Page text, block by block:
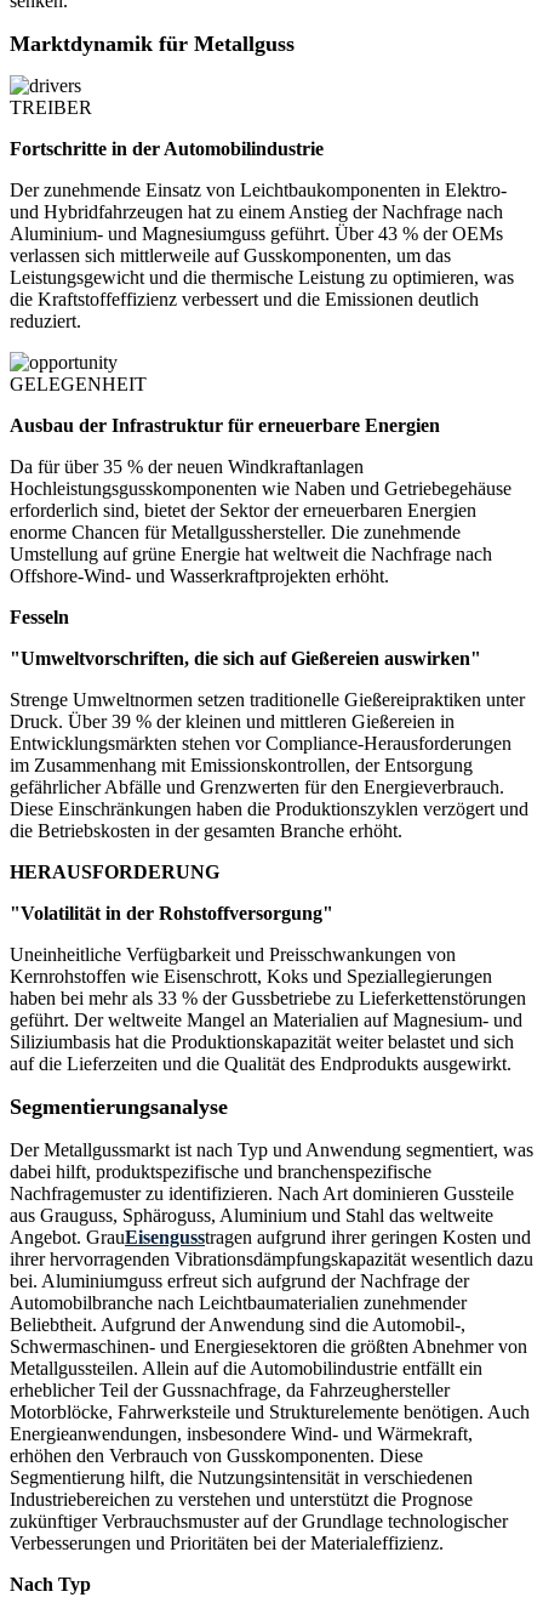
Marktdynamik für Metallguss
TREIBER
Fortschritte in der Automobilindustrie
Der zunehmende Einsatz von Leichtbaukomponenten in Elektro-
und Hybridfahrzeugen hat zu einem Anstieg der Nachfrage nach
Aluminium- und Magnesiumguss geführt. Über 43 % der OEMs
verlassen sich mittlerweile auf Gusskomponenten, um das
Leistungsgewicht und die thermische Leistung zu optimieren, was
die Kraftstoffeffizienz verbessert und die Emissionen deutlich
reduziert.
GELEGENHEIT
Ausbau der Infrastruktur für erneuerbare Energien
Da für über 35 % der neuen Windkraftanlagen
Hochleistungsgusskomponenten wie Naben und Getriebegehäuse
erforderlich sind, bietet der Sektor der erneuerbaren Energien
enorme Chancen für Metallgusshersteller. Die zunehmende
Umstellung auf grüne Energie hat weltweit die Nachfrage nach
Offshore-Wind- und Wasserkraftprojekten erhöht.
Fesseln
"Umweltvorschriften, die sich auf Gießereien auswirken"
Strenge Umweltnormen setzen traditionelle Gießereipraktiken unter
Druck. Über 39 % der kleinen und mittleren Gießereien in
Entwicklungsmärkten stehen vor Compliance-Herausforderungen
im Zusammenhang mit Emissionskontrollen, der Entsorgung
gefährlicher Abfälle und Grenzwerten für den Energieverbrauch.
Diese Einschränkungen haben die Produktionszyklen verzögert und
die Betriebskosten in der gesamten Branche erhöht.
HERAUSFORDERUNG
"Volatilität in der Rohstoffversorgung"
Uneinheitliche Verfügbarkeit und Preisschwankungen von
Kernrohstoffen wie Eisenschrott, Koks und Speziallegierungen
haben bei mehr als 33 % der Gussbetriebe zu Lieferkettenstörungen
geführt. Der weltweite Mangel an Materialien auf Magnesium- und
Siliziumbasis hat die Produktionskapazität weiter belastet und sich
auf die Lieferzeiten und die Qualität des Endprodukts ausgewirkt.
Segmentierungsanalyse
Der Metallgussmarkt ist nach Typ und Anwendung segmentiert, was
dabei hilft, produktspezifische und branchenspezifische
Nachfragemuster zu identifizieren. Nach Art dominieren Gussteile
aus Grauguss, Sphäroguss, Aluminium und Stahl das weltweite
Angebot. GrauEisengusstragen aufgrund ihrer geringen Kosten und
ihrer hervorragenden Vibrationsdämpfungskapazität wesentlich dazu
bei. Aluminiumguss erfreut sich aufgrund der Nachfrage der
Automobilbranche nach Leichtbaumaterialien zunehmender
Beliebtheit. Aufgrund der Anwendung sind die Automobil-,
Schwermaschinen- und Energiesektoren die größten Abnehmer von
Metallgussteilen. Allein auf die Automobilindustrie entfällt ein
erheblicher Teil der Gussnachfrage, da Fahrzeughersteller
Motorblöcke, Fahrwerksteile und Strukturelemente benötigen. Auch
Energieanwendungen, insbesondere Wind- und Wärmekraft,
erhöhen den Verbrauch von Gusskomponenten. Diese
Segmentierung hilft, die Nutzungsintensität in verschiedenen
Industriebereichen zu verstehen und unterstützt die Prognose
zukünftiger Verbrauchsmuster auf der Grundlage technologischer
Verbesserungen und Prioritäten bei der Materialeffizienz.
Nach Typ